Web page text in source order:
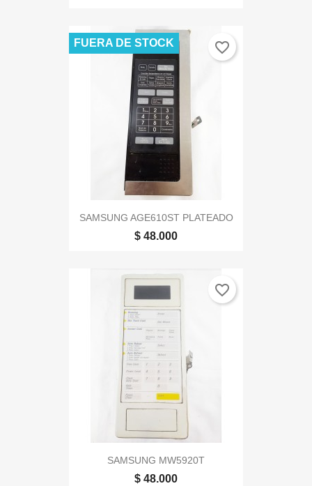
SAMSUNG AGE610ST PLATEADO
$ 48.000
FUERA DE STOCK favorite_border
SAMSUNG MW5920T
$ 48.000
favorite_border